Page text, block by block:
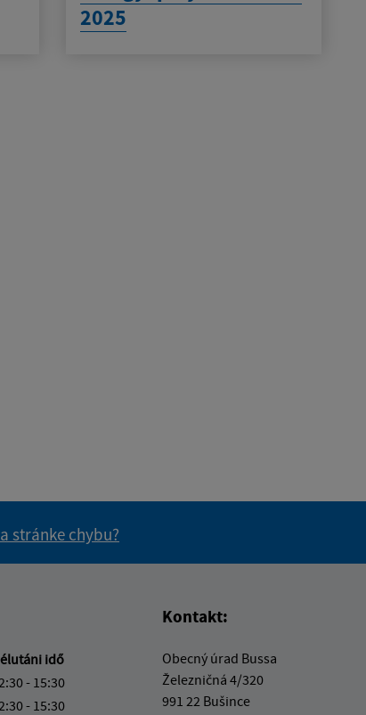
2025
stránke chybu?
idő
- 15:30
- 15:30
Kontakt:
Obecný úrad Bussa
Železničná 4/320
991 22 Bušince